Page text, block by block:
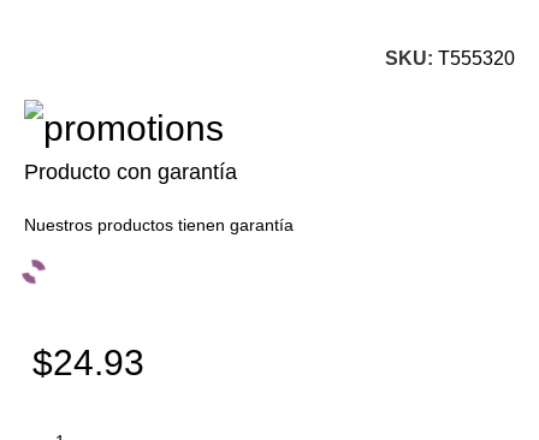
SKU: T555320
Producto con garantía
Nuestros productos tienen garantía
$24.93